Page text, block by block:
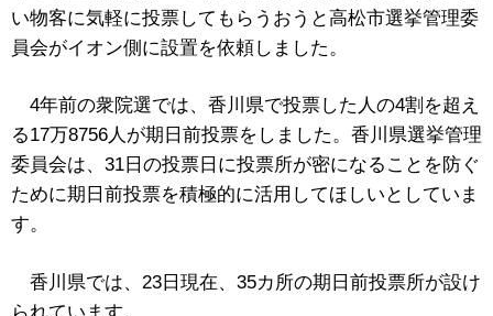
い物客に気軽に投票してもらうおうと高松市選挙管理委
員会がイオン側に設置を依頼しました。
4年前の衆院選では、香川県で投票した人の4割を超え
る17万8756人が期日前投票をしました。香川県選挙管理
委員会は、31日の投票日に投票所が密になることを防ぐ
ために期日前投票を積極的に活用してほしいとしていま
す。
香川県では、23日現在、35カ所の期日前投票所が設け
られています。